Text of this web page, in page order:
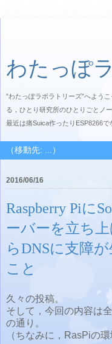
わたっぽ
”わたっぽラボラトリーズ”へよう
る，ひとり研究所のひとりごとノー
最近は痛Suica作ったりESP8266で
2016/06/16
Raspberry Piに
ーバーを立ち
らDNSに支障
こと
久々の投稿。
そして，今回の内容は
の通り。
（ちなみに，RasPiの